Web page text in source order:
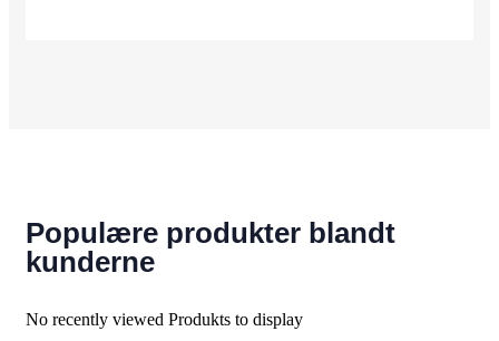
Populære produkter blandt
kunderne
No recently viewed Produkts to display